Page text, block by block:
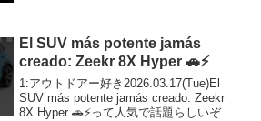
El SUV más potente jamás
creado: Zeekr 8X Hyper 🚗⚡
1:アウトドアー好き2026.03.17(Tue)El
SUV más potente jamás creado: Zeekr
8X Hyper 🚗⚡って人気で話題らしいぞ、